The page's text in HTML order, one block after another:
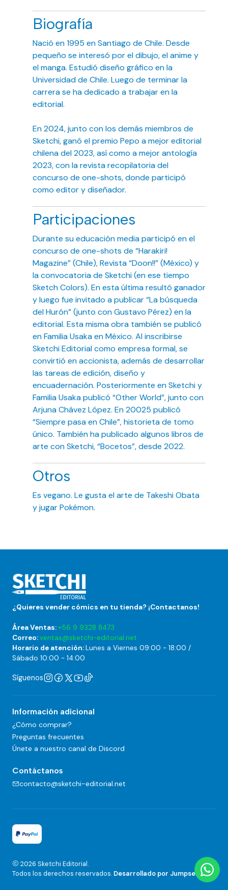
Biografía
Nació en 1995 en Santiago de Chile. Desde
pequeño se interesó por el dibujo, el anime y
el manga. Estudió diseño gráfico en la
Universidad de Chile. Luego de terminar la
carrera se ha dedicado a trabajar en la
editorial.
En 2024, junto con los demás miembros de
Sketchi, ganó el premio Pepo a mejor editorial
chilena del 2023, así como a mejor antología
2023, con la revista recopilatoria del
concurso de one-shots, donde participó
como editor y diseñador.
Participaciones
Durante su educación media participó en el
concurso de one-shots de “Harakiri!
Magazine” (Chile), Revista “Doon!!” (México) y
la convocatoria de Sketchi (en ese tiempo
Sketch Colors). En esta última resultó ganador
y luego fue invitado a publicar “La búsqueda
del Hurón” (junto con Gustavo Pérez) en la
editorial. Esta misma obra también se publicó
en Familia Usaka en México. Al inscribirse
Sketchi Editorial como empresa formal, se
convirtió en accionista, además de desarrollar
las tareas de edición, diseño y
encuadernación. Posteriormente en Sketchi y
Familia Usaka publicó “Other World”, junto con
Arjuna Chávez López. En 20025 publicó
“Siempre pasa en Chile”, historieta de tomo
único. También ha publicado algunos libros de
arte con Sketchi, “Bocetos”, desde 2022.
Otros
Es vegano. Le gusta el arte de Takeshi Obata
y jugar Pokémon.
¿Quieres vender cómics en tu tienda? ¡Contactanos!
Área Ventas:+56 9 9328 8473
Correo:ventas@sketchi-editorial.net
Horario de atención:Lunes a Viernes 09:00 - 18:00 /
Sábado 10:00 - 14:00
Síguenos
Información adicional
¿Cómo comprar?
Preguntas frecuentes
Únete a nuestro canal de Discord
Contáctanos
contacto@sketchi-editorial.net
2026 Sketchi Editorial.
Todos los derechos reservados. Desarrollado por Jumpseller.